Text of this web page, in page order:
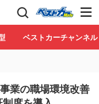
ストカー」 Club
ベストカーチャンネル
業の職場環境改善